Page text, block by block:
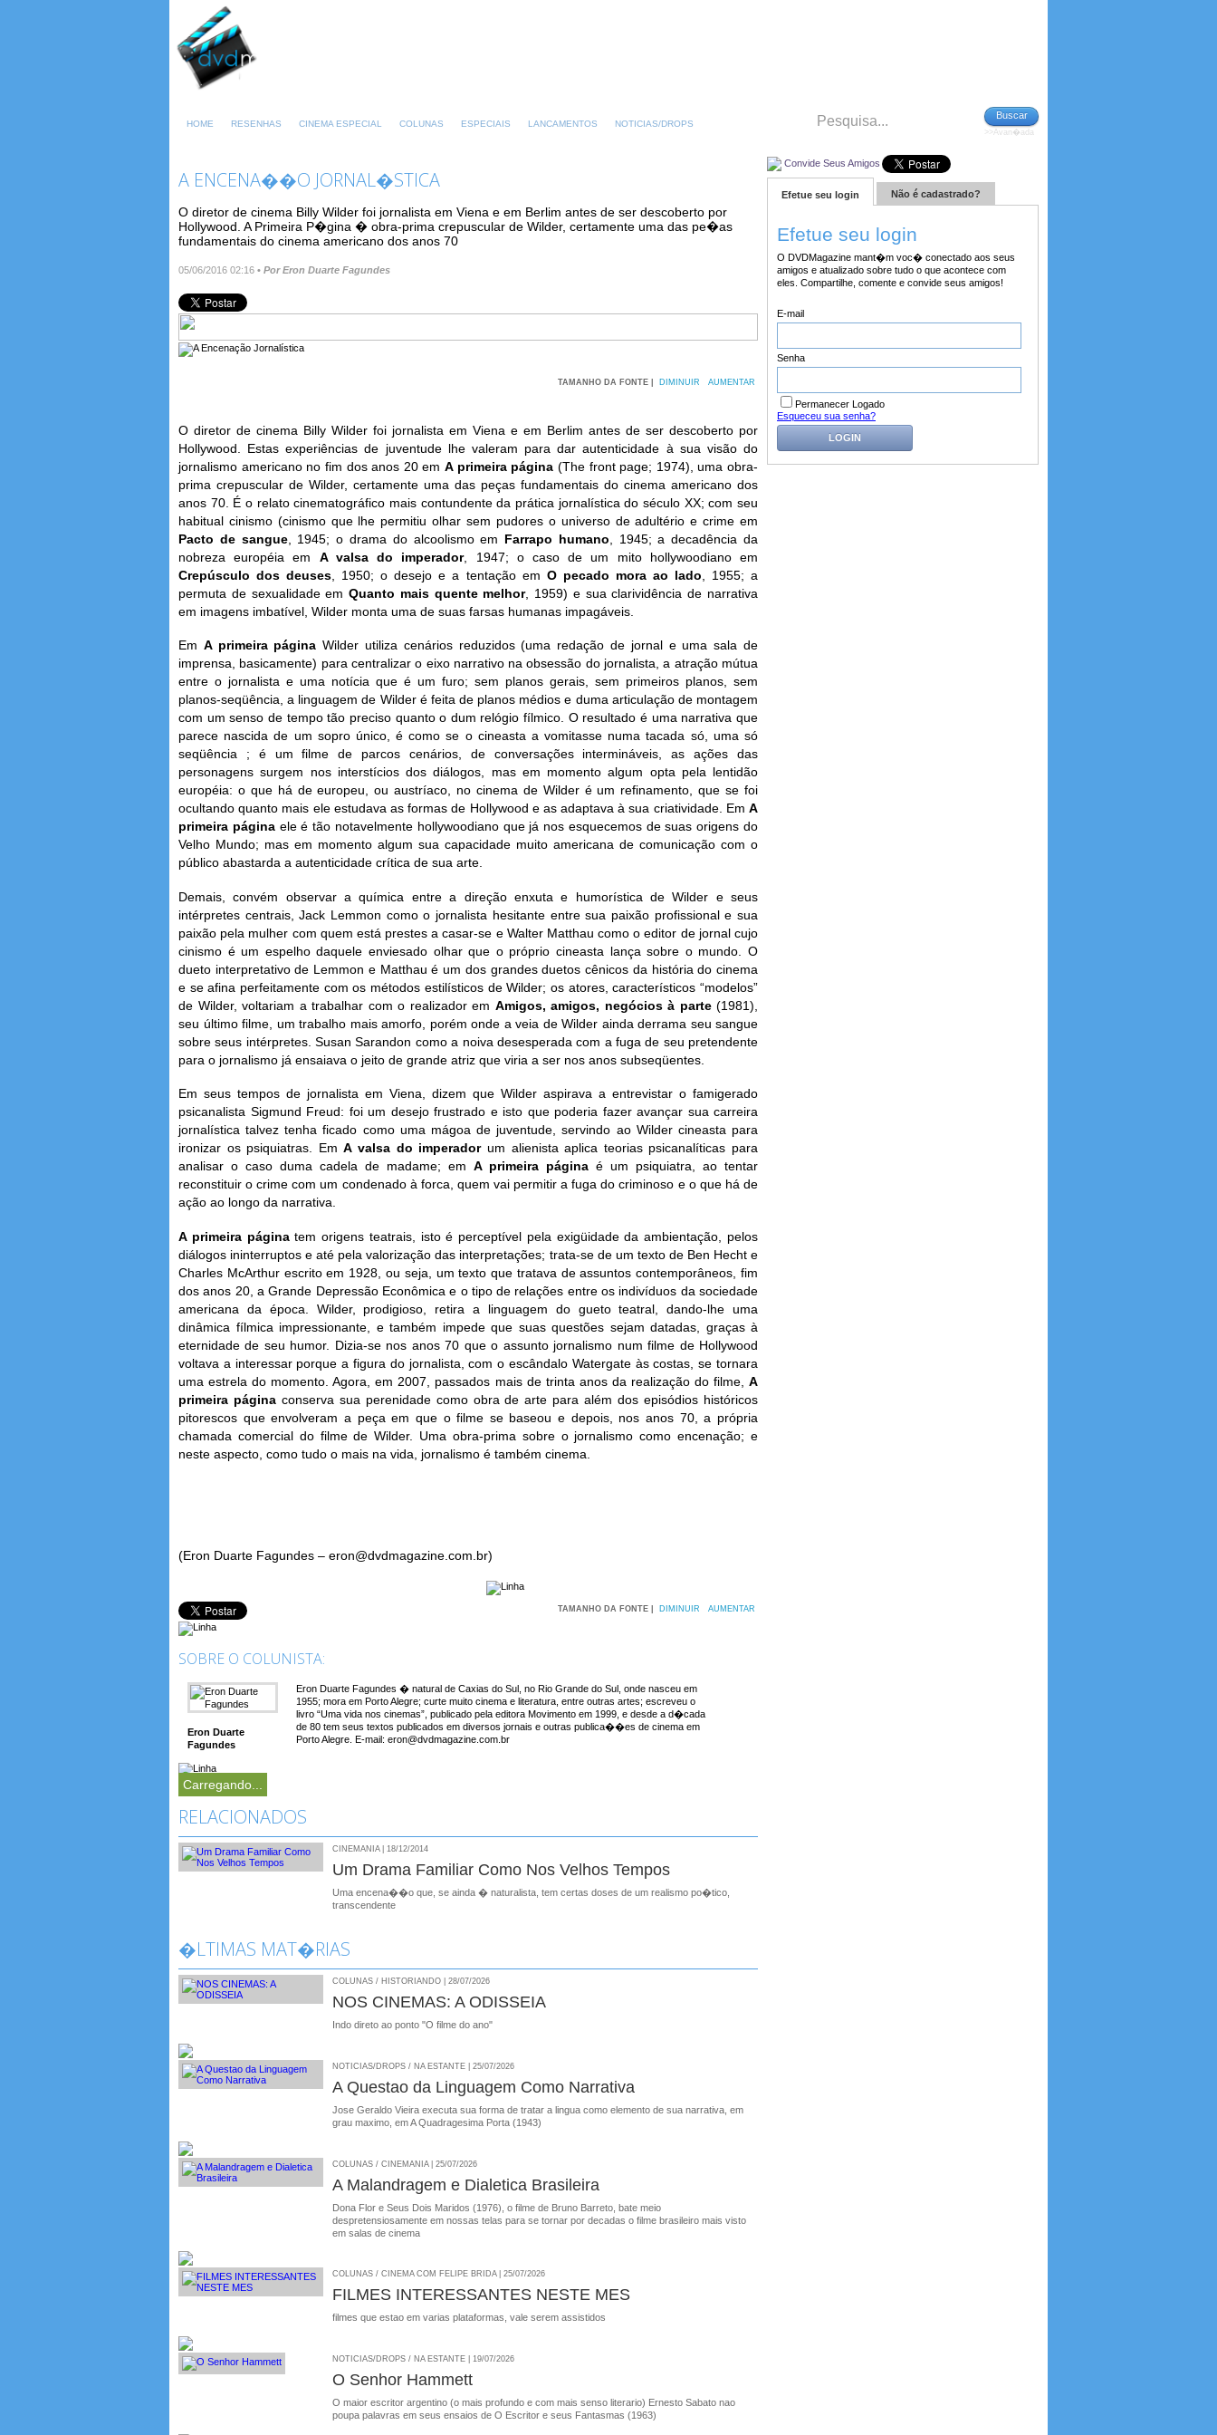
HOME RESENHAS CINEMA ESPECIAL COLUNAS ESPECIAIS LANCAMENTOS NOTICIAS/DROPS
Buscar
>>Avan�ada
A ENCENA��O JORNAL�STICA
O diretor de cinema Billy Wilder foi jornalista em Viena e em Berlim antes de ser descoberto por
Hollywood. A Primeira P�gina � obra-prima crepuscular de Wilder, certamente uma das pe�as
fundamentais do cinema americano dos anos 70
05/06/2016 02:16 • Por Eron Duarte Fagundes
TAMANHO DA FONTE | DIMINUIR AUMENTAR
O diretor de cinema Billy Wilder foi jornalista em Viena e em Berlim antes de ser descoberto por
Hollywood. Estas experiências de juventude lhe valeram para dar autenticidade à sua visão do
jornalismo americano no fim dos anos 20 em A primeira página (The front page; 1974), uma obra-
prima crepuscular de Wilder, certamente uma das peças fundamentais do cinema americano dos
anos 70. É o relato cinematográfico mais contundente da prática jornalística do século XX; com seu
habitual cinismo (cinismo que lhe permitiu olhar sem pudores o universo de adultério e crime em
Pacto de sangue, 1945; o drama do alcoolismo em Farrapo humano , 1945; a decadência da
nobreza européia em A valsa do imperador, 1947; o caso de um mito hollywoodiano em
Crepúsculo dos deuses , 1950; o desejo e a tentação em O pecado mora ao lado , 1955; a
permuta de sexualidade emQuanto mais quente melhor, 1959) e sua clarividência de narrativa
em imagens imbatível, Wilder monta uma de suas farsas humanas impagáveis.
Em A primeira página Wilder utiliza cenários reduzidos (uma redação de jornal e uma sala de
imprensa, basicamente) para centralizar o eixo narrativo na obsessão do jornalista, a atração mútua
entre o jornalista e uma notícia que é um furo; sem planos gerais, sem primeiros planos, sem
planos-seqüência, a linguagem de Wilder é feita de planos médios e duma articulação de montagem
com um senso de tempo tão preciso quanto o dum relógio fílmico. O resultado é uma narrativa que
parece nascida de um sopro único, é como se o cineasta a vomitasse numa tacada só, uma só
seqüência ; é um filme de parcos cenários, de conversações intermináveis, as ações das
personagens surgem nos interstícios dos diálogos, mas em momento algum opta pela lentidão
européia: o que há de europeu, ou austríaco, no cinema de Wilder é um refinamento, que se foi
ocultando quanto mais ele estudava as formas de Hollywood e as adaptava à sua criatividade. Em A
primeira páginaele é tão notavelmente hollywoodiano que já nos esquecemos de suas origens do
Velho Mundo; mas em momento algum sua capacidade muito americana de comunicação com o
público abastarda a autenticidade crítica de sua arte.
Demais, convém observar a química entre a direção enxuta e humorística de Wilder e seus
intérpretes centrais, Jack Lemmon como o jornalista hesitante entre sua paixão profissional e sua
paixão pela mulher com quem está prestes a casar-se e Walter Matthau como o editor de jornal cujo
cinismo é um espelho daquele enviesado olhar que o próprio cineasta lança sobre o mundo. O
dueto interpretativo de Lemmon e Matthau é um dos grandes duetos cênicos da história do cinema
e se afina perfeitamente com os métodos estilísticos de Wilder; os atores, característicos “modelos”
de Wilder, voltariam a trabalhar com o realizador em Amigos, amigos, negócios à parte(1981),
seu último filme, um trabalho mais amorfo, porém onde a veia de Wilder ainda derrama seu sangue
sobre seus intérpretes. Susan Sarandon como a noiva desesperada com a fuga de seu pretendente
para o jornalismo já ensaiava o jeito de grande atriz que viria a ser nos anos subseqüentes.
Em seus tempos de jornalista em Viena, dizem que Wilder aspirava a entrevistar o famigerado
psicanalista Sigmund Freud: foi um desejo frustrado e isto que poderia fazer avançar sua carreira
jornalística talvez tenha ficado como uma mágoa de juventude, servindo ao Wilder cineasta para
ironizar os psiquiatras. EmA valsa do imperadorum alienista aplica teorias psicanalíticas para
analisar o caso duma cadela de madame; em A primeira página é um psiquiatra, ao tentar
reconstituir o crime com um condenado à forca, quem vai permitir a fuga do criminoso e o que há de
ação ao longo da narrativa.
A primeira páginatem origens teatrais, isto é perceptível pela exigüidade da ambientação, pelos
diálogos ininterruptos e até pela valorização das interpretações; trata-se de um texto de Ben Hecht e
Charles McArthur escrito em 1928, ou seja, um texto que tratava de assuntos contemporâneos, fim
dos anos 20, a Grande Depressão Econômica e o tipo de relações entre os indivíduos da sociedade
americana da época. Wilder, prodigioso, retira a linguagem do gueto teatral, dando-lhe uma
dinâmica fílmica impressionante, e também impede que suas questões sejam datadas, graças à
eternidade de seu humor. Dizia-se nos anos 70 que o assunto jornalismo num filme de Hollywood
voltava a interessar porque a figura do jornalista, com o escândalo Watergate às costas, se tornara
uma estrela do momento. Agora, em 2007, passados mais de trinta anos da realização do filme, A
primeira páginaconserva sua perenidade como obra de arte para além dos episódios históricos
pitorescos que envolveram a peça em que o filme se baseou e depois, nos anos 70, a própria
chamada comercial do filme de Wilder. Uma obra-prima sobre o jornalismo como encenação; e
neste aspecto, como tudo o mais na vida, jornalismo é também cinema.
(Eron Duarte Fagundes – eron@dvdmagazine.com.br)
TAMANHO DA FONTE | DIMINUIR AUMENTAR
SOBRE O COLUNISTA:
Eron Duarte
Fagundes
Eron Duarte Fagundes � natural de Caxias do Sul, no Rio Grande do Sul, onde nasceu em
1955; mora em Porto Alegre; curte muito cinema e literatura, entre outras artes; escreveu o
livro “Uma vida nos cinemas”, publicado pela editora Movimento em 1999, e desde a d�cada
de 80 tem seus textos publicados em diversos jornais e outras publica��es de cinema em
Porto Alegre. E-mail: eron@dvdmagazine.com.br
Carregando...
RELACIONADOS
CINEMANIA | 18/12/2014
Um Drama Familiar Como Nos Velhos Tempos
Uma encena��o que, se ainda � naturalista, tem certas doses de um realismo po�tico,
transcendente
�LTIMAS MAT�RIAS
COLUNAS / HISTORIANDO | 28/07/2026
NOS CINEMAS: A ODISSEIA
Indo direto ao ponto "O filme do ano"
NOTICIAS/DROPS / NA ESTANTE | 25/07/2026
A Questao da Linguagem Como Narrativa
Jose Geraldo Vieira executa sua forma de tratar a lingua como elemento de sua narrativa, em
grau maximo, em A Quadragesima Porta (1943)
COLUNAS / CINEMANIA | 25/07/2026
A Malandragem e Dialetica Brasileira
Dona Flor e Seus Dois Maridos (1976), o filme de Bruno Barreto, bate meio
despretensiosamente em nossas telas para se tornar por decadas o filme brasileiro mais visto
em salas de cinema
COLUNAS / CINEMA COM FELIPE BRIDA | 25/07/2026
FILMES INTERESSANTES NESTE MES
filmes que estao em varias plataformas, vale serem assistidos
NOTICIAS/DROPS / NA ESTANTE | 19/07/2026
O Senhor Hammett
O maior escritor argentino (o mais profundo e com mais senso literario) Ernesto Sabato nao
poupa palavras em seus ensaios de O Escritor e seus Fantasmas (1963)
Convide Seus Amigos
Efetue seu login Não é cadastrado?
Efetue seu login
O DVDMagazine mant�m voc� conectado aos seus
amigos e atualizado sobre tudo o que acontece com
eles. Compartilhe, comente e convide seus amigos!
E-mail
Senha
Permanecer Logado
Esqueceu sua senha?
LOGIN